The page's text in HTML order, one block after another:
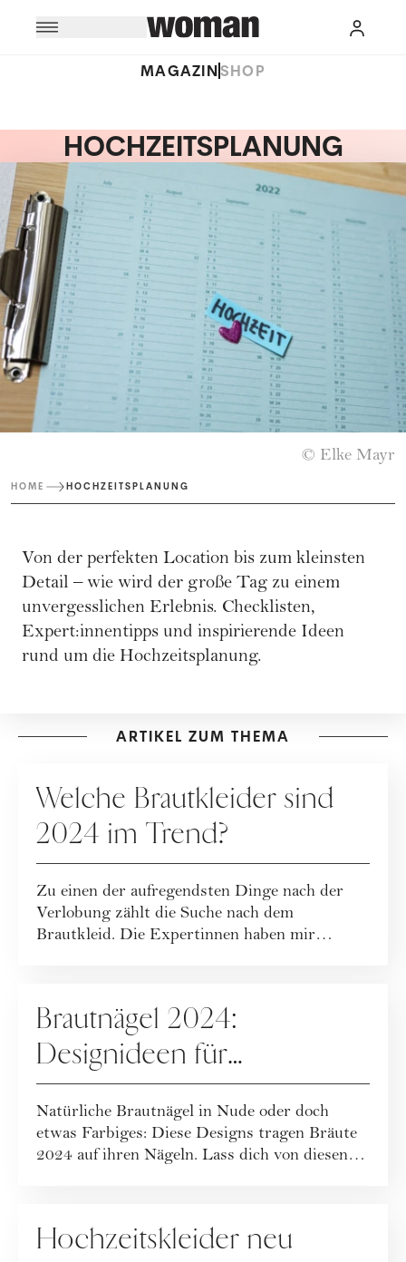
MAGAZINSHOP
HOCHZEITSPLANUNG
© Elke Mayr
HOME HOCHZEITSPLANUNG
Von der perfekten Location bis zum kleinsten
Detail – wie wird der große Tag zu einem
unvergesslichen Erlebnis. Checklisten,
Expert:innentipps und inspirierende Ideen
rund um die Hochzeitsplanung.
ARTIKEL ZUM THEMA
Welche Brautkleider sind
2024 im Trend?
Zu einen der aufregendsten Dinge nach der
Verlobung zählt die Suche nach dem
Brautkleid. Die Expertinnen haben mir
Brautnägel 2024:
Designideen für
Hochzeitsnägel
Natürliche Brautnägel in Nude oder doch
etwas Farbiges: Diese Designs tragen Bräute
2024 auf ihren Nägeln. Lass dich von diesen
Hochzeitskleider neu